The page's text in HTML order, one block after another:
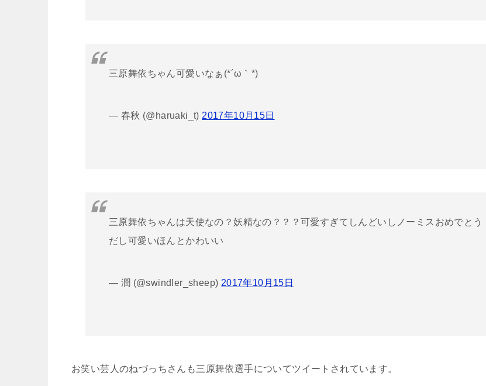
三原舞依ちゃん可愛いなぁ(*´ω｀*)
— 春秋 (@haruaki_t) 2017年10月15日
三原舞依ちゃんは天使なの？妖精なの？？？可愛すぎてしんどいしノーミスおめでとう
だし可愛いほんとかわいい
— 潤 (@swindler_sheep) 2017年10月15日
お笑い芸人のねづっちさんも三原舞依選手についてツイートされています。